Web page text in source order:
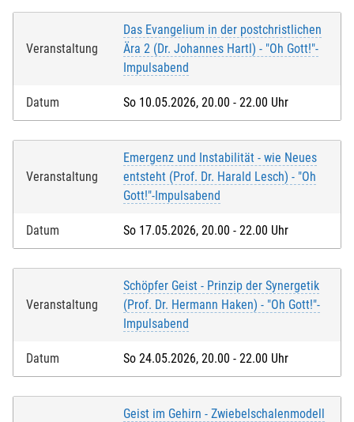
Veranstaltung
Das Evangelium in der postchristlichen
Ära 2 (Dr. Johannes Hartl) - "Oh Gott!"-
Impulsabend
Datum So 10.05.2026, 20.00 - 22.00 Uhr
Veranstaltung
Emergenz und Instabilität - wie Neues
entsteht (Prof. Dr. Harald Lesch) - "Oh
Gott!"-Impulsabend
Datum So 17.05.2026, 20.00 - 22.00 Uhr
Veranstaltung
Schöpfer Geist - Prinzip der Synergetik
(Prof. Dr. Hermann Haken) - "Oh Gott!"-
Impulsabend
Datum So 24.05.2026, 20.00 - 22.00 Uhr
Geist im Gehirn - Zwiebelschalenmodell